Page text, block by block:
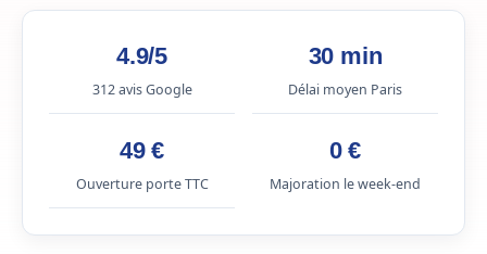
4.9/5
312 avis Google
30 min
Délai moyen Paris
49 €
Ouverture porte TTC
0 €
Majoration le week-end